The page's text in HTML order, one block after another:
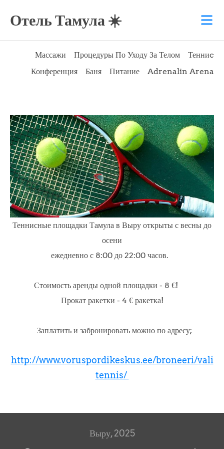
Отель Тамула ☀️
Массажи Процедуры По Уходу За Телом
Тенниc
Конференция
Баня Питание Adrenalin Arena
Теннисные площадки Тамула в Выру открыты с весны до
осени
ежедневно с 8:00 до 22:00 часов.
Стоимость аренды одной площадки - 8 €!
Прокат ракетки - 4 € ракетка!
Заплатить и забронировать можно по адресу;
http://www.voruspordikeskus.ee/broneeri/vali
tennis/
Выру, 2025